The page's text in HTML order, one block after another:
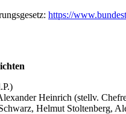
https://
Heinrich (stellv.
Helmut Stoltenberg,